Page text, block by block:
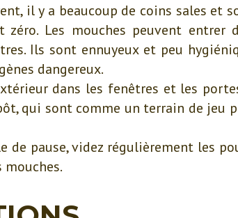
il y a beaucoup de coins sales et
Les mouches peuvent entrer
Ils sont ennuyeux et peu
dangereux.
dans les fenêtres et les
qui sont comme un terrain de jeu
de pause, videz régulièrement les